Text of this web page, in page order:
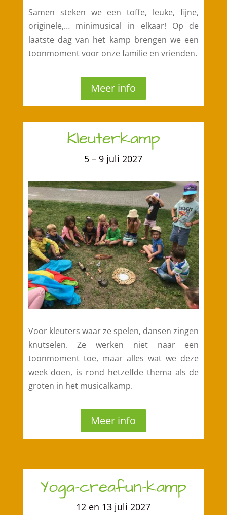
Samen steken we een toffe, leuke, fijne,
originele,… minimusical in elkaar! Op de
laatste dag van het kamp brengen we een
toonmoment voor onze familie en vrienden.
Meer info
Kleuterkamp
5 – 9 juli 2027
Voor kleuters waar ze spelen, dansen zingen
knutselen. Ze werken niet naar een
toonmoment toe, maar alles wat we deze
week doen, is rond hetzelfde thema als de
groten in het musicalkamp.
Meer info
Yoga-creafun-kamp
12 en 13 juli 2027